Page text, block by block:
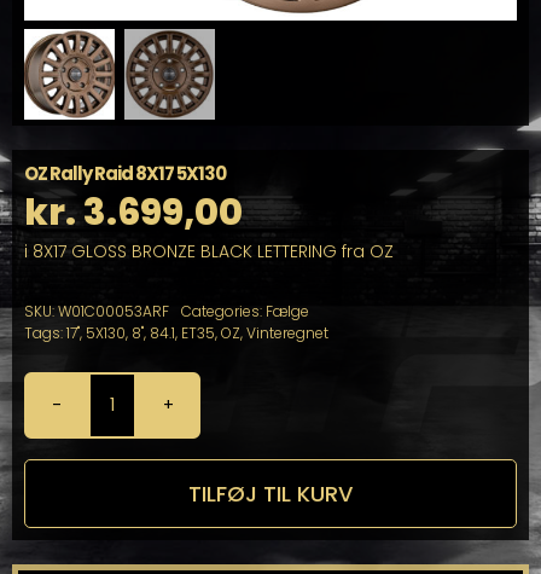
OZ Rally Raid 8X17 5X130
kr.3.699,00
i 8X17 GLOSS BRONZE BLACK LETTERING fra OZ
SKU:W01C00053ARF Categories: Fælge
Tags:17", 5X130, 8", 84.1, ET35,OZ,Vinteregnet
OZ
Rally
Raid
antal
TILFØJ TIL KURV